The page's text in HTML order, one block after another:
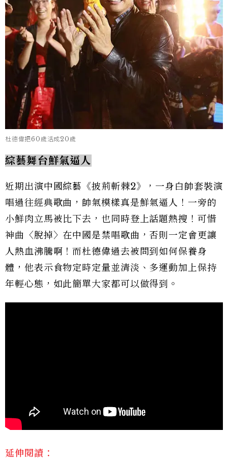
杜德偉把60歲活成20歲
綜藝舞台鮮氣逼人
近期出演中國綜藝《披荊斬棘2》，一身白帥套裝演
唱過往經典歌曲，帥氣模樣真是鮮氣逼人！一旁的
小鮮肉立馬被比下去，也同時登上話題熱搜！可惜
神曲〈脫掉〉在中國是禁唱歌曲，否則一定會更讓
人熱血沸騰啊！而杜德偉過去被問到如何保養身
體，他表示食物定時定量並清淡、多運動加上保持
年輕心態，如此簡單大家都可以做得到。
延伸閱讀：